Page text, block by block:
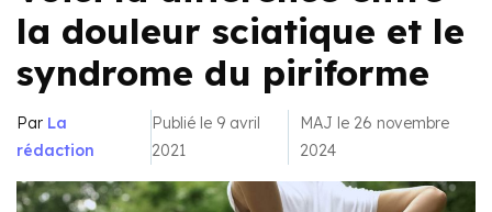
la douleur sciatique et le
syndrome du piriforme
Par La
rédaction
Publié le 9 avril
2021
MAJ le 26 novembre
2024